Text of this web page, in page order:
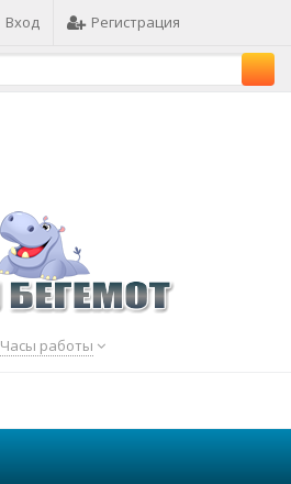
Вход Регистрация
Часы работы